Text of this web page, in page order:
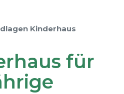
Kinderhaus
für